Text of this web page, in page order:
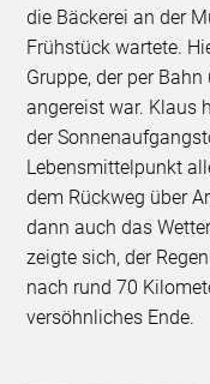
die Bäckerei an der
Frühstück wartete.
Gruppe, der per
angereist war. Klaus
der
Lebensmittelpunkt
dem Rückweg über
dann auch das
zeigte sich, der
nach rund 70
versöhnliches Ende.